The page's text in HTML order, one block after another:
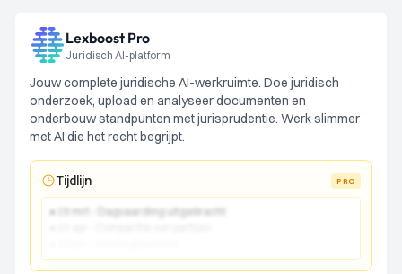
Lexboost Pro
Juridisch AI-platform
Jouw complete juridische AI-werkruimte. Doe juridisch
onderzoek, upload en analyseer documenten en
onderbouw standpunten met jurisprudentie. Werk slimmer
met AI die het recht begrijpt.
Tijdlijn PRO
● 15 mrt - Dagvaarding uitgebracht